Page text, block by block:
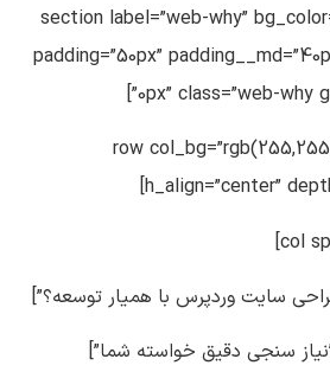
[section label=”web-why”
padding=”50px”
0px” class=”web-why
[row
h_align=”center”